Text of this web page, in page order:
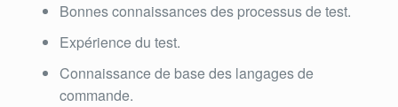
Bonnes connaissances des processus de test.
Expérience du test.
Connaissance de base des langages de
commande.